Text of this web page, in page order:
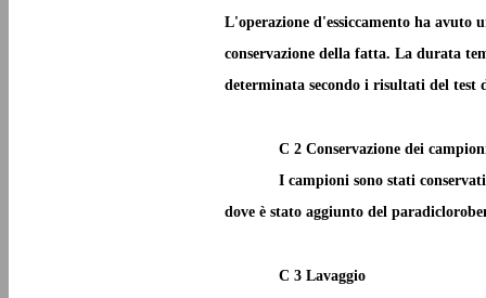
L'operazione d'essiccamento ha avuto
conservazione della fatta. La durata
determinata secondo i risultati del test
C 2 Conservazione dei
I campioni sono stati
dove è stato aggiunto del
C 3 Lavaggio